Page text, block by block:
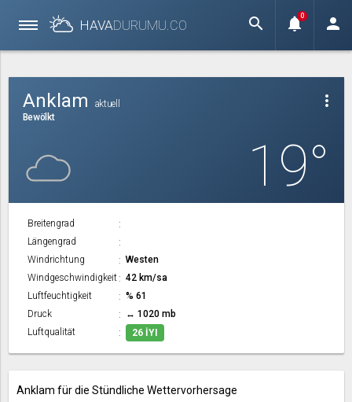
HAVADURUMU.CO search notifications
0 person
more_vert
Anklam
aktuell
Bewölkt
19°
Breitengrad
Längengrad
Windrichtung
Westen
Windgeschwindigkeit
42 km/sa
Luftfeuchtigkeit
% 61
Druck
↔ 1020 mb
Luftqualität
26 İYI
Anklam für die Stündliche Wettervorhersage